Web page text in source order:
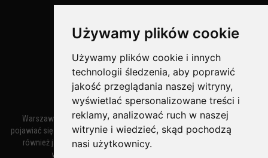
Używamy plików cookie
Używamy plików cookie i innych
technologii śledzenia, aby poprawić
jakość przeglądania naszej witryny,
wyświetlać spersonalizowane treści i
reklamy, analizować ruch w naszej
witrynie i wiedzieć, skąd pochodzą
nasi użytkownicy.
Bezpieczne Płatności obsługuje:
Warszawa – miasto stołeczne Warszawa. Nazwa miasta zaczęła
pojawiać się w dokumentach w XIV wieku jako Warszewa, a od XV wieku
również jako Warszowa. Zmiana nazwy na Warszawa w XV wieku
wynikała z mazowieckiej wymowy dialektycznej.